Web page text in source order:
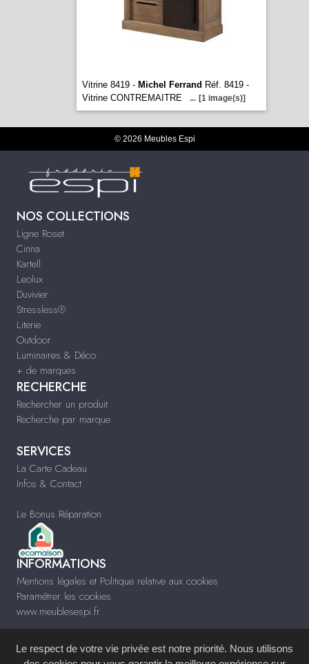
Vitrine 8419 - Michel Ferrand Réf. 8419 -
Vitrine CONTREMAITRE
... [1 image(s)]
© 2026 Meubles Espi
NOS COLLECTIONS
Ligne Roset
Cinna
Kartell
Leolux
Duvivier
Stressless®
Literie
Outdoor
Luminaires & Déco
+ de marques
RECHERCHE
Rechercher un produit
Recherche par marque
SERVICES
La Carte Cadeau
Infos & Contact
Le Bonus Réparation
INFORMATIONS
Mentions légales et Politique relative aux cookies
Paramétrer les cookies
www.meublesespi.fr
Le respect de votre vie privée est notre priorité. Nous utilisons